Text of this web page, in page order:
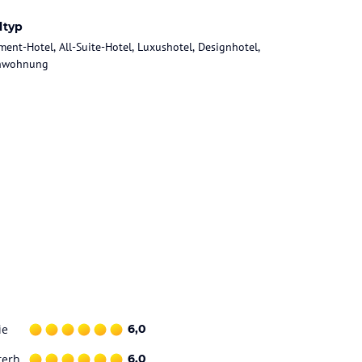
Hotel, All-Suite-Hotel, Luxushotel, Designhotel,
6,0
6,0